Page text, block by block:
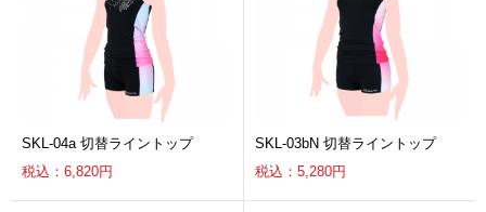
SKL-04a 切替ライントップ
税込：6,820円
SKL-03bN 切替ライントップ
税込：5,280円